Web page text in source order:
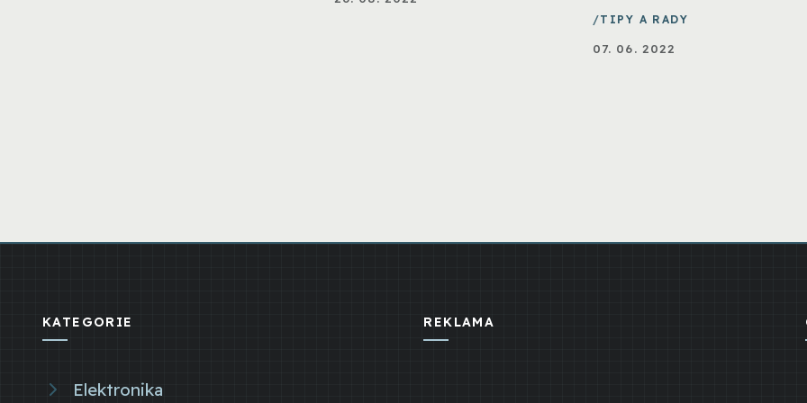
TIPY A RADY
07. 06. 2022
KATEGORIE
Elektronika
REKLAMA